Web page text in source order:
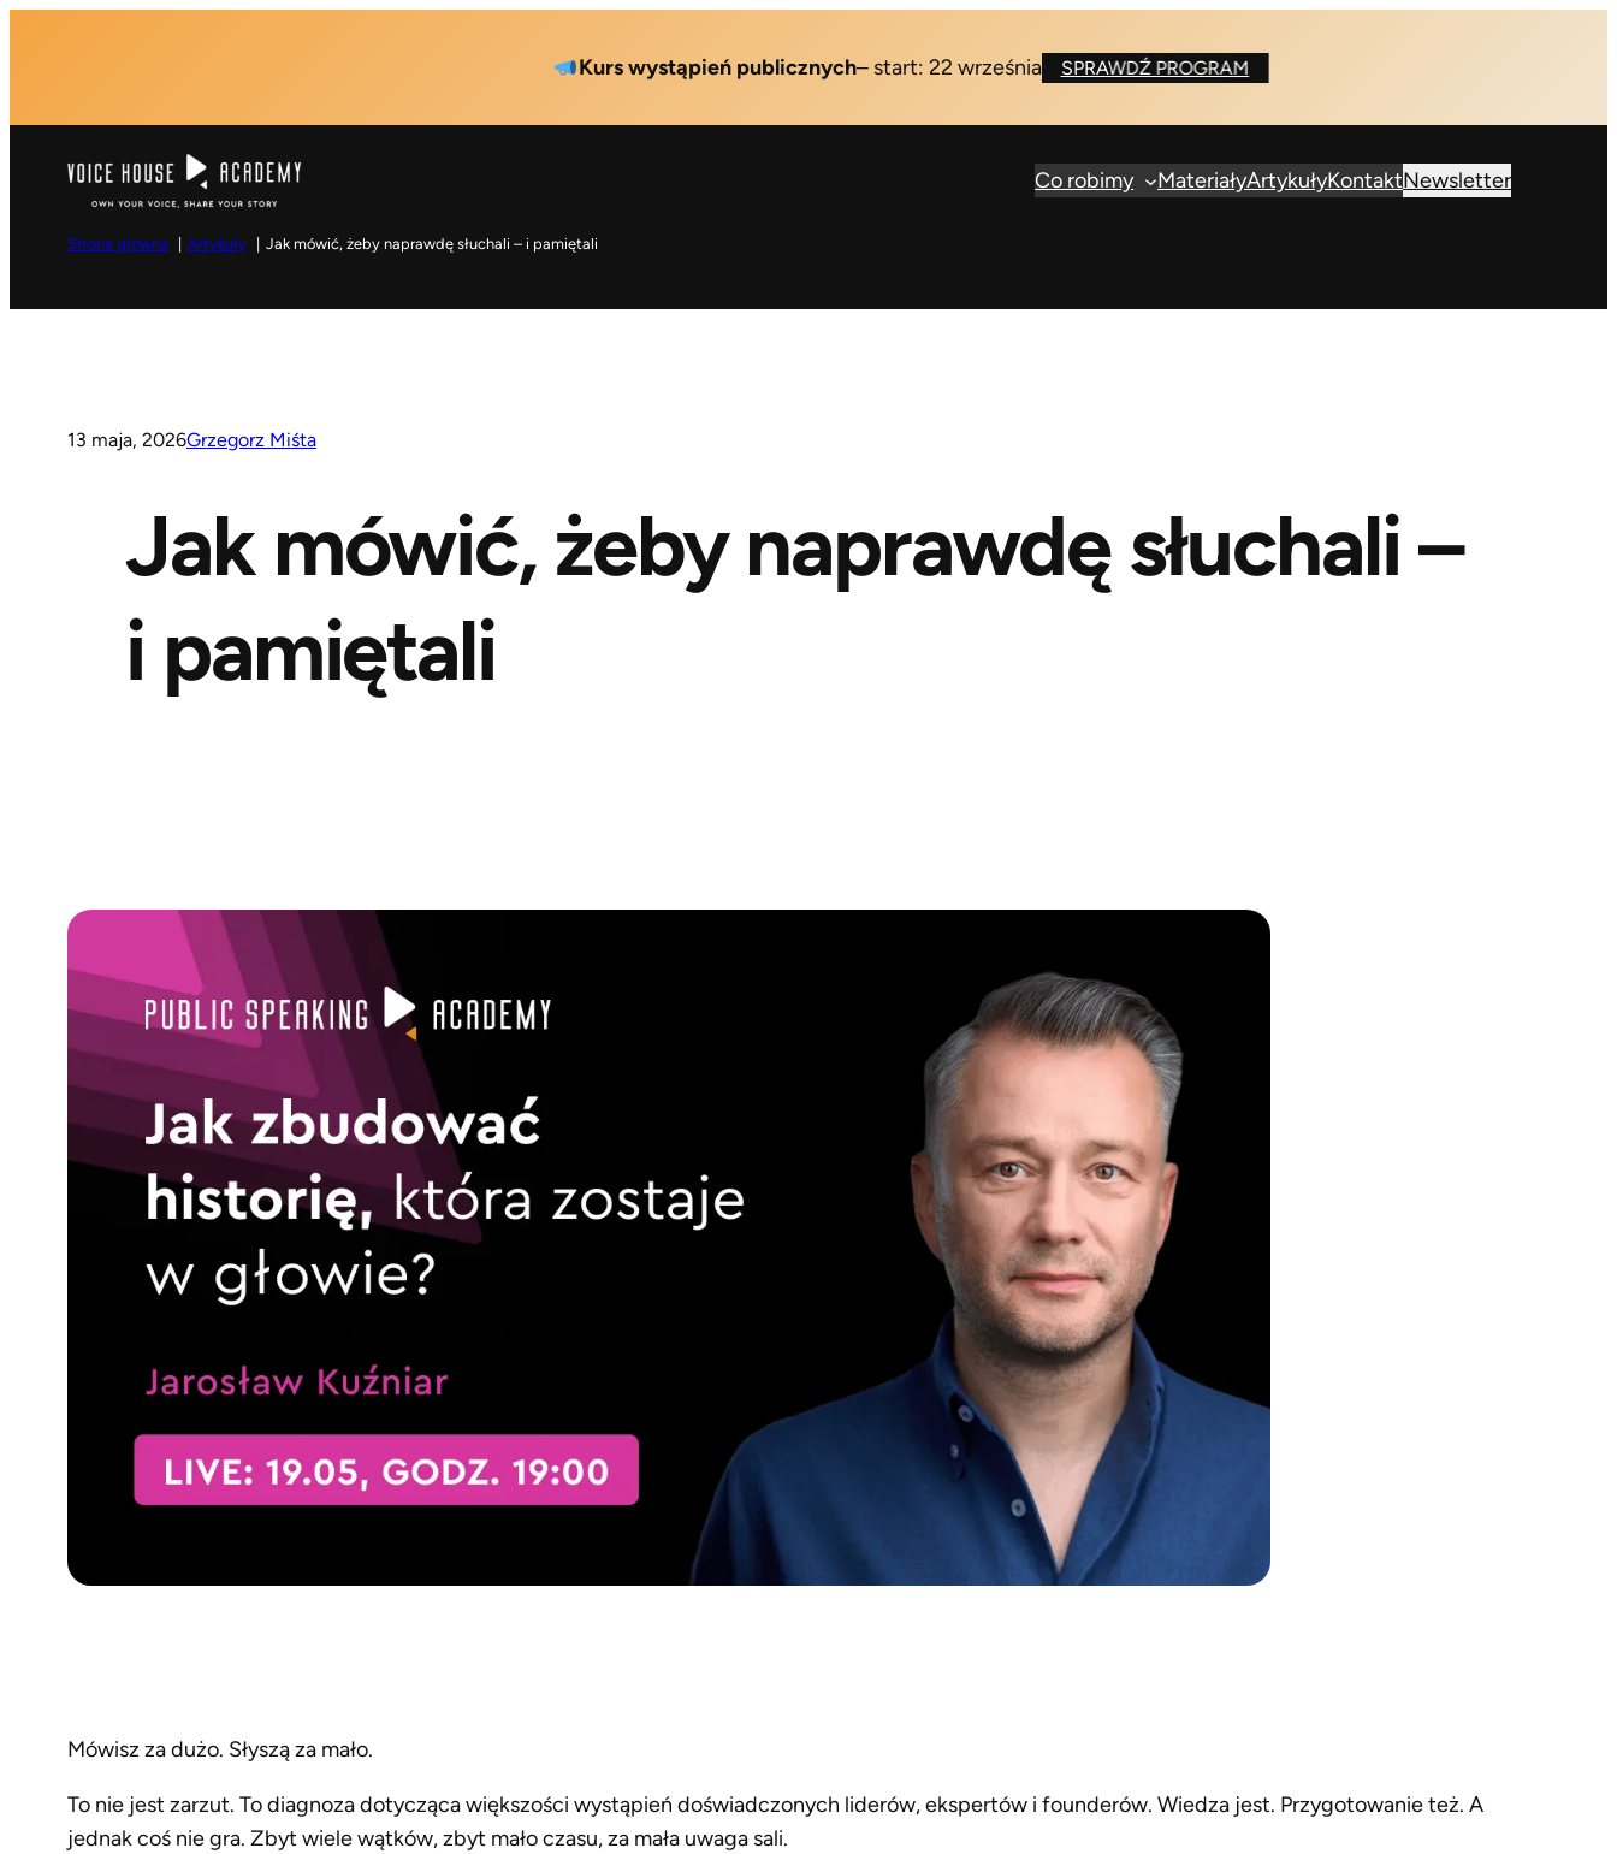
Kurs wystąpień publicznych– start: 22 września SPRAWDŹ PROGRAM
Co robimy MateriałyArtykułyKontaktNewsletter
Strona główna Artykuły Jak mówić, żeby naprawdę słuchali – i pamiętali
13 maja, 2026Grzegorz Miśta
Jak mówić, żeby naprawdę słuchali –
i pamiętali
Mówisz za dużo. Słyszą za mało.
To nie jest zarzut. To diagnoza dotycząca większości wystąpień doświadczonych liderów, ekspertów i founderów. Wiedza jest. Przygotowanie też. A
jednak coś nie gra. Zbyt wiele wątków, zbyt mało czasu, za mała uwaga sali.